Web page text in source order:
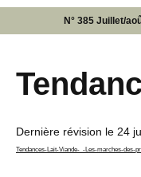
N° 385 Juillet/
Dernière révision le 24
Tendances-Lait-Viande-_-Les-marches-des-